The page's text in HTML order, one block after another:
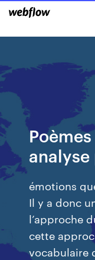
émotions
Il y a donc
l’approche
cette
vocabulaire